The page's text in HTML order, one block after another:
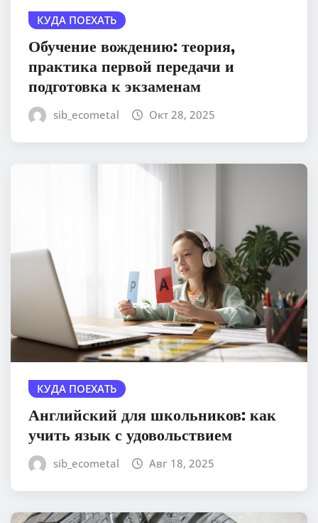
КУДА ПОЕХАТЬ
Обучение вождению: теория,
практика первой передачи и
подготовка к экзаменам
sib_ecometal Окт 28, 2025
КУДА ПОЕХАТЬ
Английский для школьников: как
учить язык с удовольствием
sib_ecometal Авг 18, 2025